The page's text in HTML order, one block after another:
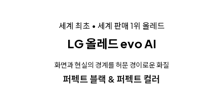
세계 최초 • 세계 판매 1위 올레드
LG 올레드 evo AI
화면과 현실의 경계를 허문 경이로운 화질
퍼펙트 블랙 & 퍼펙트 컬러